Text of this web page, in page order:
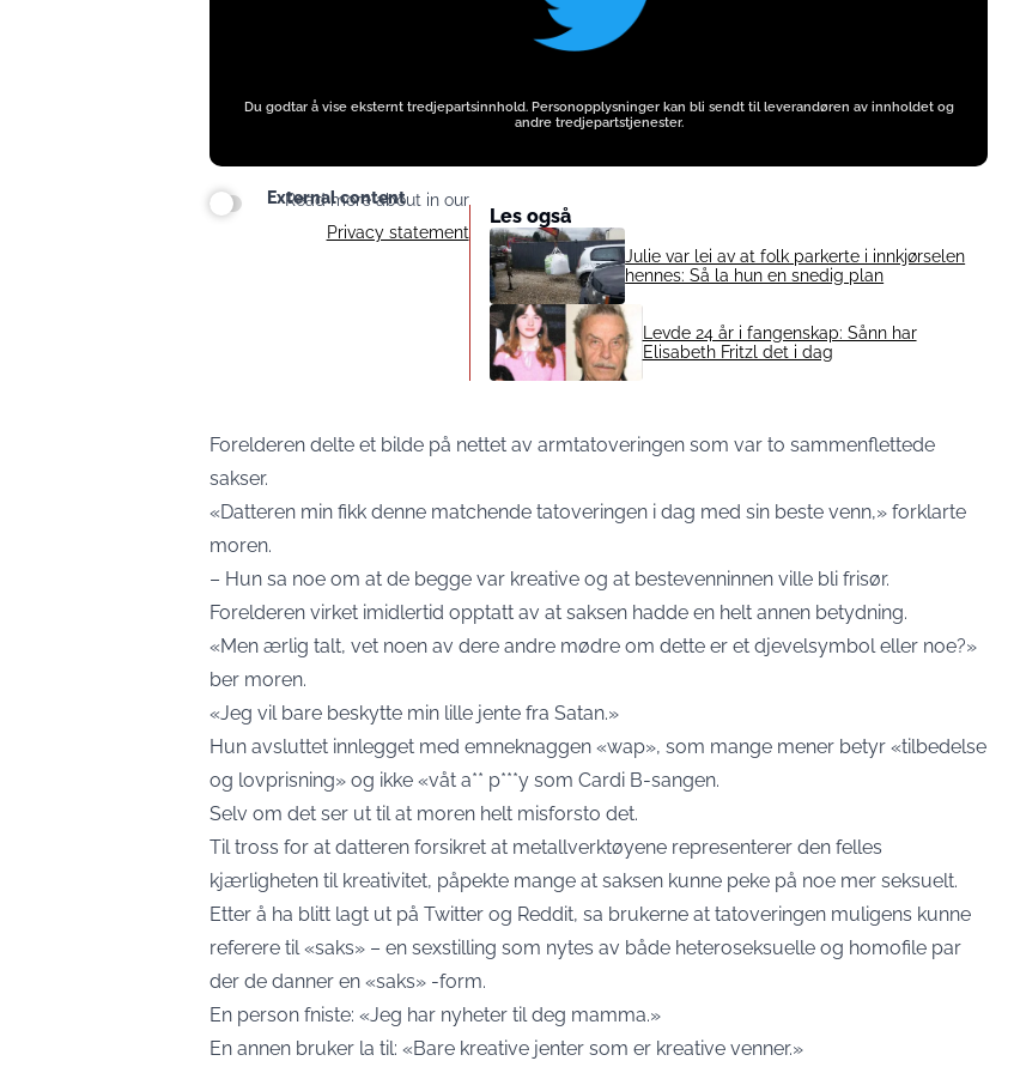
Du godtar å vise eksternt tredjepartsinnhold. Personopplysninger kan bli sendt til leverandøren av innholdet og
andre tredjepartstjenester.
External content
Read more about in our
Privacy statement
Les også
Julie var lei av at folk parkerte i innkjørselen
hennes: Så la hun en snedig plan
Levde 24 år i fangenskap: Sånn har
Elisabeth Fritzl det i dag
Forelderen delte et bilde på nettet av armtatoveringen som var to sammenflettede
sakser.
«Datteren min fikk denne matchende tatoveringen i dag med sin beste venn,» forklarte
moren.
– Hun sa noe om at de begge var kreative og at bestevenninnen ville bli frisør.
Forelderen virket imidlertid opptatt av at saksen hadde en helt annen betydning.
«Men ærlig talt, vet noen av dere andre mødre om dette er et djevelsymbol eller noe?»
ber moren.
«Jeg vil bare beskytte min lille jente fra Satan.»
Hun avsluttet innlegget med emneknaggen «wap», som mange mener betyr «tilbedelse
og lovprisning» og ikke «våt a** p***y som Cardi B-sangen.
Selv om det ser ut til at moren helt misforsto det.
Til tross for at datteren forsikret at metallverktøyene representerer den felles
kjærligheten til kreativitet, påpekte mange at saksen kunne peke på noe mer seksuelt.
Etter å ha blitt lagt ut på Twitter og Reddit, sa brukerne at tatoveringen muligens kunne
referere til «saks» – en sexstilling som nytes av både heteroseksuelle og homofile par
der de danner en «saks» -form.
En person fniste: «Jeg har nyheter til deg mamma.»
En annen bruker la til: «Bare kreative jenter som er kreative venner.»